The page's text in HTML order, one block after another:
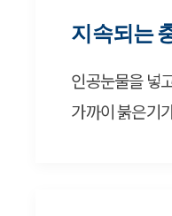
지속되는
인공눈물을 넣
가까이 붉은기